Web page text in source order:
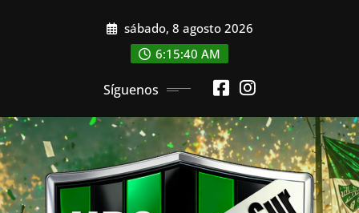
sábado, 8 agosto 2026
6:15:42 AM
Síguenos